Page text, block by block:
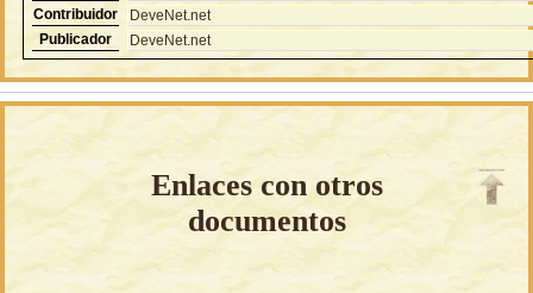
Contribuidor
DeveNet.net
Publicador
DeveNet.net
Enlaces con otros
documentos